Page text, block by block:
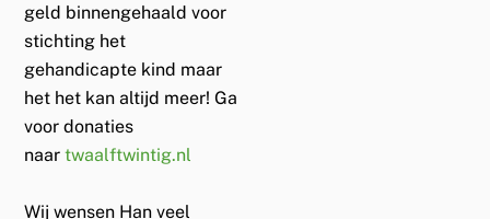
geld binnengehaald voor
stichting het
gehandicapte kind maar
het het kan altijd meer! Ga
voor donaties
naartwaalftwintig.nl
Wij wensen Han veel